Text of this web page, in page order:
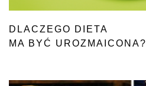
DLACZEGO DIETA
MA BYĆ UROZMAICONA?